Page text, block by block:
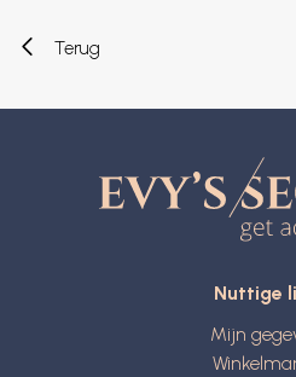
Terug
Nuttige
Mijn